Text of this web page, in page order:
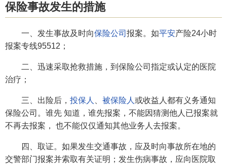
保险事故发生的措施
一、发生事故及时向保险公司 报案。如平安产险24小时
报案专线95512；
二、迅速采取抢救措施，到保险公司指定或认定的医院
治疗；
三、出险后， 投保人 被保险人 或收益人都有义务通知
保险公司。谁先 知道，谁先报案，不能因猜测他人已报案就
不再去报案， 也不能仅仅通知其他业务人去报案。
四、取证。如果发生交通事故，应及时向事故所在地的
交警部门报案并索取有关证明；发生伤病事故，应向医院取